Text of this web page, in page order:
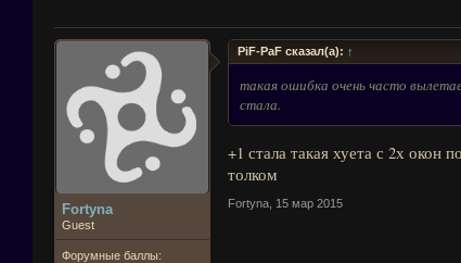
Fortyna
Guest
Форумные баллы:
PiF-PaF сказал(а): ↑
такая ошибка очень часто
стала.
+1 стала такая хуета с 2х окон
толком
Fortyna 15 мар 2015